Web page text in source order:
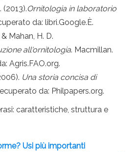
(2013).Ornitologia in laboratorio
da: libri.Google.È.
Mahan, H. D.
all'ornitologia. Macmillan.
Agris.FAO.org.
Una storia concisa di
da: Philpapers.org.
caratteristiche, struttura e
Usi più importanti